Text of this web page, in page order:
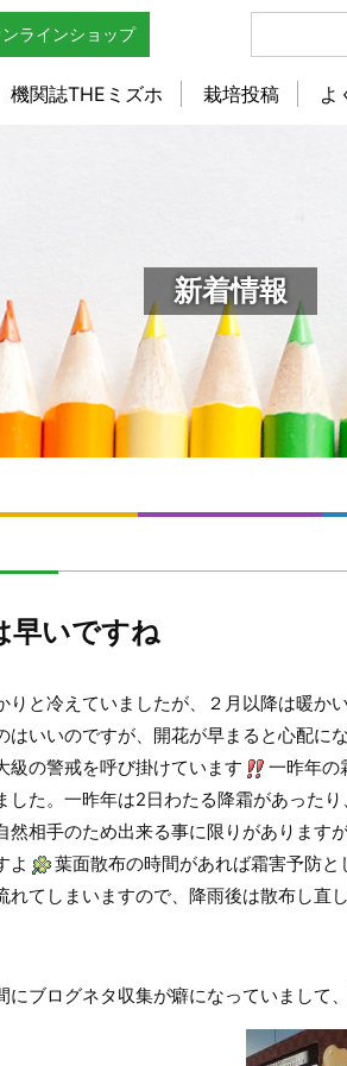
ンラインショップ
機関誌THEミズホ 栽培投稿 よ
新着情報
早いですね
りと冷えていましたが、２月以降は暖か
はいいのですが、開花が早まると心配に
級の警戒を呼び掛けています
一昨年の
した。一昨年は2日わたる降霜があった
然相手のため出来る事に限りがあります
よ
葉面散布の時間があれば霜害予防
れてしまいますので、降雨後は散布し直
にブログネタ収集が癖になっていまして